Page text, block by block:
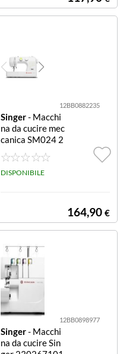
12BB0882235
Singer- Macchi
na da cucire mec
canica SM024 2
30319101 24 p
unti SM024
DISPONIBILE
164,90 €
12BB0898977
Singer- Macchi
na da cucire Sin